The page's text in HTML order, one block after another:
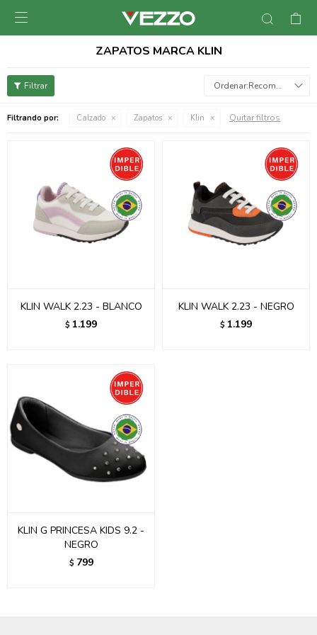

ZAPATOS MARCA KLIN
Recomendados
Filtrando por: Calzado Zapatos Klin Quitar filtros
KLIN WALK 2.23 - BLANCO
$ 1.199
KLIN WALK 2.23 - NEGRO
$ 1.199
KLIN G PRINCESA KIDS 9.2 -
NEGRO
$ 799